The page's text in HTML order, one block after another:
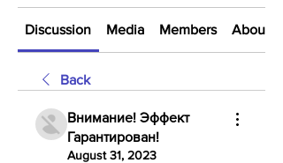
Discussion Media Members About
Back
Внимание! Эффект
Гарантирован!
August 31, 2023